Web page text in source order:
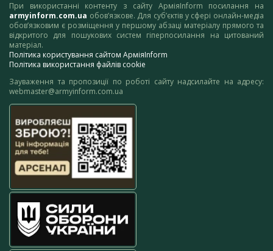
При використанні контенту з сайту АрміяInform посилання на
armyinform.com.ua обов’язкове. Для суб’єктів у сфері онлайн-медіа
обов’язковим є розміщення у першому абзаці матеріалу прямого та
відкритого для пошукових систем гіперпосилання на цитований
матеріал.
Політика користування сайтом АрміяInform
Політика використання файлів cookie
Зауваження та пропозиції по роботі сайту надсилайте на адресу:
webmaster@armyinform.com.ua